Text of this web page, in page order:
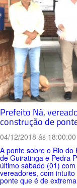
Prefeito Ná,
construção de
04/12/2018 ás 18:00:00
A ponte sobre o Rio do
de Guiratinga e Pedra
último sábado (01)
vereadores, com
ponte que é de